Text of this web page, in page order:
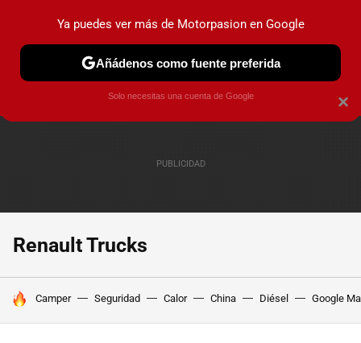
PRUEBAS COCHES ELÉCTRICOS OBSERVATORIO
Renault Trucks
HOY SE HABLA DE
Camper Seguridad Calor China Diésel Google
×
Ya puedes ver más de Motorpasion en Google
Añádenos como fuente preferida
Solo necesitas una cuenta de Google